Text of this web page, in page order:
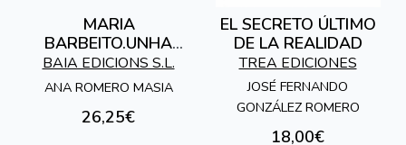
MARIA
BARBEITO.UNHA
VIDA AO SERVIZO
DA ESCOLA E DOS
BAIA EDICIONS S.L.
ANA ROMERO MASIA
26,25€
EL SECRETO ÚLTIMO
DE LA REALIDAD
TREA EDICIONES
JOSÉ FERNANDO
GONZÁLEZ ROMERO
18,00€